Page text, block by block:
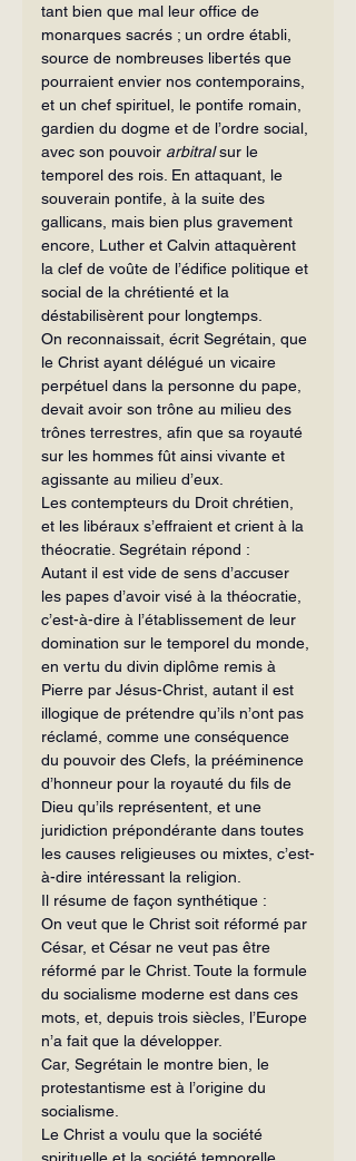
tant bien que mal leur office de
monarques sacrés ; un ordre établi,
source de nombreuses libertés que
pourraient envier nos contemporains,
et un chef spirituel, le pontife romain,
gardien du dogme et de l’ordre social,
avec son pouvoir arbitral sur le
temporel des rois. En attaquant, le
souverain pontife, à la suite des
gallicans, mais bien plus gravement
encore, Luther et Calvin attaquèrent
la clef de voûte de l’édifice politique et
social de la chrétienté et la
déstabilisèrent pour longtemps.
On reconnaissait, écrit Segrétain, que
le Christ ayant délégué un vicaire
perpétuel dans la personne du pape,
devait avoir son trône au milieu des
trônes terrestres, afin que sa royauté
sur les hommes fût ainsi vivante et
agissante au milieu d’eux.
Les contempteurs du Droit chrétien,
et les libéraux s’effraient et crient à la
théocratie. Segrétain répond :
Autant il est vide de sens d’accuser
les papes d’avoir visé à la théocratie,
c’est-à-dire à l’établissement de leur
domination sur le temporel du monde,
en vertu du divin diplôme remis à
Pierre par Jésus-Christ, autant il est
illogique de prétendre qu’ils n’ont pas
réclamé, comme une conséquence
du pouvoir des Clefs, la prééminence
d’honneur pour la royauté du fils de
Dieu qu’ils représentent, et une
juridiction prépondérante dans toutes
les causes religieuses ou mixtes, c’est-
à-dire intéressant la religion.
Il résume de façon synthétique :
On veut que le Christ soit réformé par
César, et César ne veut pas être
réformé par le Christ. Toute la formule
du socialisme moderne est dans ces
mots, et, depuis trois siècles, l’Europe
n’a fait que la développer.
Car, Segrétain le montre bien, le
protestantisme est à l’origine du
socialisme.
Le Christ a voulu que la société
spirituelle et la société temporelle